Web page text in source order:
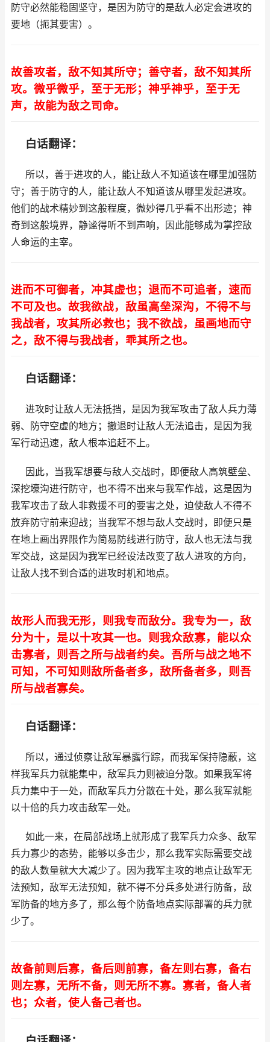
防守必然能稳固坚守，是因为防守的是敌人必定会进攻的
要地（扼其要害）。
故善攻者，敌不知其所守；善守者，敌不知其所
攻。微乎微乎，至于无形；神乎神乎，至于无
声，故能为敌之司命。
白话翻译：
所以，善于进攻的人，能让敌人不知道该在哪里加强防
守；善于防守的人，能让敌人不知道该从哪里发起进攻。
他们的战术精妙到这般程度，微妙得几乎看不出形迹；神
奇到这般境界，静谧得听不到声响，因此能够成为掌控敌
人命运的主宰。
进而不可御者，冲其虚也；退而不可追者，速而
不可及也。故我欲战，敌虽高垒深沟，不得不与
我战者，攻其所必救也；我不欲战，虽画地而守
之，敌不得与我战者，乖其所之也。
白话翻译：
进攻时让敌人无法抵挡，是因为我军攻击了敌人兵力薄
弱、防守空虚的地方；撤退时让敌人无法追击，是因为我
军行动迅速，敌人根本追赶不上。
因此，当我军想要与敌人交战时，即便敌人高筑壁垒、
深挖壕沟进行防守，也不得不出来与我军作战，这是因为
我军攻击了敌人非救援不可的要害之处，迫使敌人不得不
放弃防守前来迎战；当我军不想与敌人交战时，即便只是
在地上画出界限作为简易防线进行防守，敌人也无法与我
军交战，这是因为我军已经设法改变了敌人进攻的方向，
让敌人找不到合适的进攻时机和地点。
故形人而我无形，则我专而敌分。我专为一，敌
分为十，是以十攻其一也。则我众敌寡，能以众
击寡者，则吾之所与战者约矣。吾所与战之地不
可知，不可知则敌所备者多，敌所备者多，则吾
所与战者寡矣。
白话翻译：
所以，通过侦察让敌军暴露行踪，而我军保持隐蔽，这
样我军兵力就能集中，敌军兵力则被迫分散。如果我军将
兵力集中于一处，而敌军兵力分散在十处，那么我军就能
以十倍的兵力攻击敌军一处。
如此一来，在局部战场上就形成了我军兵力众多、敌军
兵力寡少的态势，能够以多击少，那么我军实际需要交战
的敌人数量就大大减少了。因为我军主攻的地点让敌军无
法预知，敌军无法预知，就不得不分兵多处进行防备，敌
军防备的地方多了，那么每个防备地点实际部署的兵力就
少了。
故备前则后寡，备后则前寡，备左则右寡，备右
则左寡，无所不备，则无所不寡。寡者，备人者
也；众者，使人备己者也。